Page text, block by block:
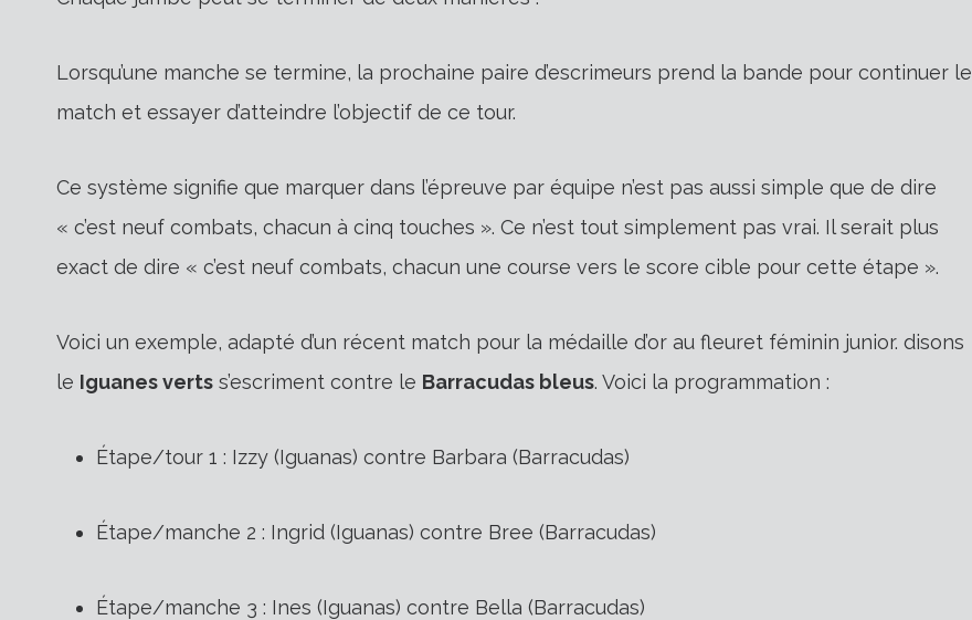
Lorsqu’une manche se termine, la prochaine paire d’escrimeurs prend la bande pour continuer le
match et essayer d’atteindre l’objectif de ce tour.
Ce système signifie que marquer dans l’épreuve par équipe n’est pas aussi simple que de dire
« c’est neuf combats, chacun à cinq touches ». Ce n’est tout simplement pas vrai. Il serait plus
exact de dire « c’est neuf combats, chacun une course vers le score cible pour cette étape ».
Voici un exemple, adapté d’un récent match pour la médaille d’or au fleuret féminin junior. disons
le Iguanes verts s’escriment contre le Barracudas bleus. Voici la programmation :
Étape/tour 1 : Izzy (Iguanas) contre Barbara (Barracudas)
Étape/manche 2 : Ingrid (Iguanas) contre Bree (Barracudas)
Étape/manche 3 : Ines (Iguanas) contre Bella (Barracudas)